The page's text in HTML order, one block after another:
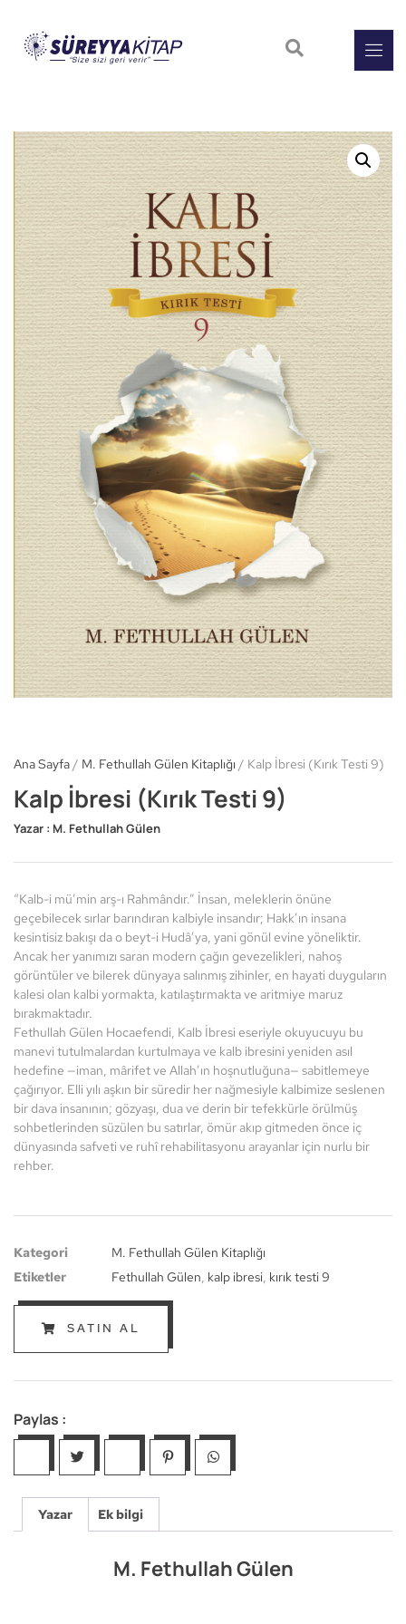
Ana Sayfa / M. Fethullah Gülen Kitaplığı / Kalp İbresi (Kırık Testi 9)
Kalp İbresi (Kırık Testi 9)
Yazar : M. Fethullah Gülen
“Kalb-i mü’min arş-ı Rahmândır.” İnsan, meleklerin önüne
geçebilecek sırlar barındıran kalbiyle insandır; Hakk’ın insana
kesintisiz bakışı da o beyt-i Hudâ’ya, yani gönül evine yöneliktir.
Ancak her yanımızı saran modern çağın gevezelikleri, nahoş
görüntüler ve bilerek dünyaya salınmış zihinler, en hayati duyguların
kalesi olan kalbi yormakta, katılaştırmakta ve aritmiye maruz
bırakmaktadır.
Fethullah Gülen Hocaefendi, Kalb İbresi eseriyle okuyucuyu bu
manevi tutulmalardan kurtulmaya ve kalb ibresini yeniden asıl
hedefine —iman, mârifet ve Allah’ın hoşnutluğuna— sabitlemeye
çağırıyor. Elli yılı aşkın bir süredir her nağmesiyle kalbimize seslenen
bir dava insanının; gözyaşı, dua ve derin bir tefekkürle örülmüş
sohbetlerinden süzülen bu satırlar, ömür akıp gitmeden önce iç
dünyasında safveti ve ruhî rehabilitasyonu arayanlar için nurlu bir
rehber.
Kategori
M. Fethullah Gülen Kitaplığı
Etiketler
Fethullah Gülen, kalp ibresi, kırık testi 9
SATIN AL
Paylas :
Yazar Ek bilgi
M. Fethullah Gülen